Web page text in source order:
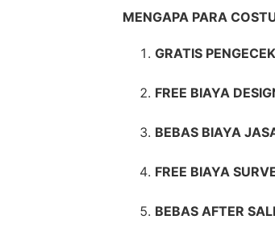
MENGAPA PARA
GRATIS
FREE BIAYA
BEBAS BIAYA
FREE BIAYA
BEBAS AFTER